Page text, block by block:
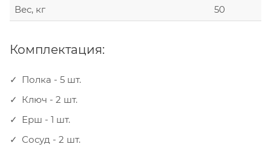
Вес, кг
50
Комплектация:
Полка - 5 шт.
Ключ - 2 шт.
Ерш - 1 шт.
Сосуд - 2 шт.